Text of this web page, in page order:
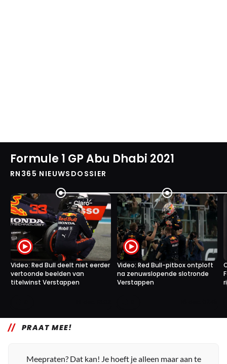
Formule 1 GP Abu Dhabi 2021
RN365 NIEUWSDOSSIER
Video: Red Bull deelt niet eerder
vertoonde beelden van
titelwinst Verstappen
Video: Red Bull-pitbox ontploft
na zenuwslopende slotronde
Verstappen
PRAAT MEE!
Meepraten? Dat kan! Je hoeft je alleen maar aan te